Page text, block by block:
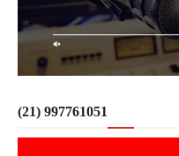
(21) 997761051